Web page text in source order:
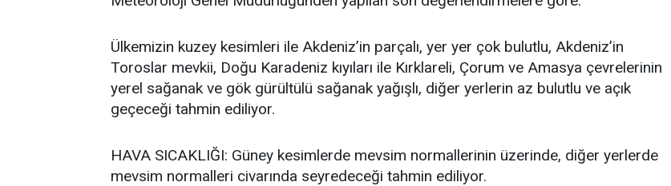
Ülkemizin kuzey kesimleri ile Akdeniz’in parçalı, yer yer çok bulutlu, Akdeniz’in
Toroslar mevkii, Doğu Karadeniz kıyıları ile Kırklareli, Çorum ve Amasya çevrelerinin
yerel sağanak ve gök gürültülü sağanak yağışlı, diğer yerlerin az bulutlu ve açık
geçeceği tahmin ediliyor.
HAVA SICAKLIĞI: Güney kesimlerde mevsim normallerinin üzerinde, diğer yerlerde
mevsim normalleri civarında seyredeceği tahmin ediliyor.